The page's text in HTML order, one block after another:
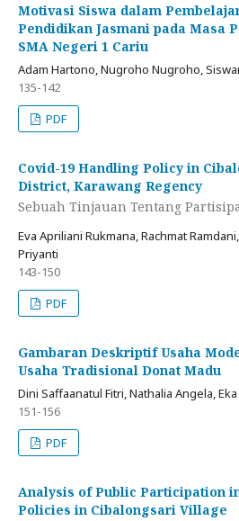
Motivasi Siswa dalam
Pendidikan Jasmani pada Masa
SMA Negeri 1 Cariu
Adam Hartono, Nugroho Nugroho,
135-142
PDF
Covid-19 Handling Policy in
District, Karawang Regency
Sebuah Tinjauan Tentang
Eva Apriliani Rukmana, Rachmat
Priyanti
143-150
PDF
Gambaran Deskriptif Usaha
Usaha Tradisional Donat Madu
Dini Saffaanatul Fitri, Nathalia Angela,
151-156
PDF
Analysis of Public Participation
Policies in Cibalongsari Village